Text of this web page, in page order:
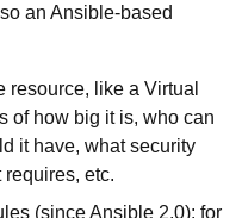
an Ansible-based
resource, like a Virtual
of how big it is, who can
it have, what security
etc.
(since Ansible 2.0): for